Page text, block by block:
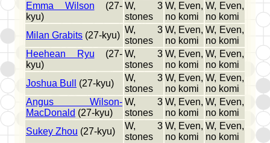
Emma Wilson (27-
kyu)
W, 3
stones
W, Even,
no komi
W, Even,
no komi
Milan Grabits (27-kyu)
W, 3
stones
W, Even,
no komi
W, Even,
no komi
Heehean Ryu (27-
kyu)
W, 3
stones
W, Even,
no komi
W, Even,
no komi
Joshua Bull
(27-kyu)
W, 3
stones
W, Even,
no komi
W, Even,
no komi
Angus Wilson-
MacDonald (27-kyu)
W, 3
stones
W, Even,
no komi
W, Even,
no komi
Sukey Zhou (27-kyu)
W, 3
stones
W, Even,
no komi
W, Even,
no komi